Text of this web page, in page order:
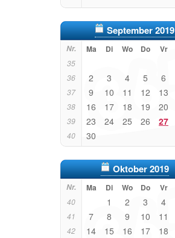
September 2019
Nr. Ma Di Wo Do Vr
35
36 2 3 4 5 6
37 9 10 11 12 13
38 16 17 18 19 20
39 23 24 25 26 27
40 30
Oktober 2019
Nr. Ma Di Wo Do Vr
40 1 2 3 4
41 7 8 9 10 11
42 14 15 16 17 18